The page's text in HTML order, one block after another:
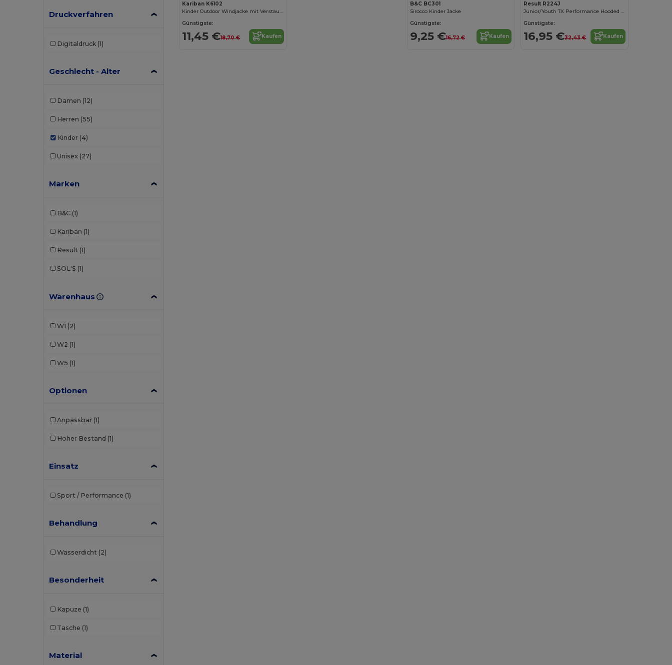
Druckverfahren
Digitaldruck (1)
Geschlecht - Alter
Damen (12)
Herren (55)
Kinder (4)
Unisex (27)
Marken
B&C (1)
Kariban (1)
Result (1)
SOL'S (1)
Warenhaus
W1 (2)
W2 (1)
W5 (1)
Optionen
Anpassbar (1)
Hoher Bestand (1)
Einsatz
Sport / Performance (1)
Behandlung
Wasserdicht (2)
Besonderheit
Kapuze (1)
Tasche (1)
Material
Kariban K6102
Kinder Outdoor Windjacke mit Verstaubarer Kapuze
Günstigste:
11,45 €18,70 € Kaufen
B&C BC301
Sirocco Kinder Jacke
Günstigste:
9,25 €16,72 € Kaufen
Result R224J
Junior/Youth TX Performance Hooded Soft Shell Jacke
Günstigste:
16,95 €32,43 € Kaufen